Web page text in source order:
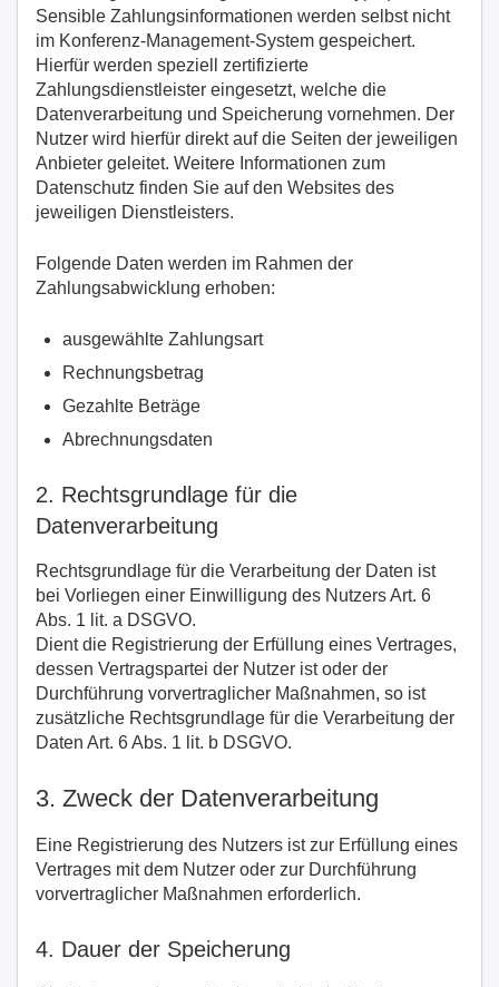
Sensible Zahlungsinformationen werden selbst nicht
im Konferenz-Management-System gespeichert.
Hierfür werden speziell zertifizierte
Zahlungsdienstleister eingesetzt, welche die
Datenverarbeitung und Speicherung vornehmen. Der
Nutzer wird hierfür direkt auf die Seiten der jeweiligen
Anbieter geleitet. Weitere Informationen zum
Datenschutz finden Sie auf den Websites des
jeweiligen Dienstleisters.
Folgende Daten werden im Rahmen der
Zahlungsabwicklung erhoben:
ausgewählte Zahlungsart
Rechnungsbetrag
Gezahlte Beträge
Abrechnungsdaten
2. Rechtsgrundlage für die
Datenverarbeitung
Rechtsgrundlage für die Verarbeitung der Daten ist
bei Vorliegen einer Einwilligung des Nutzers Art. 6
Abs. 1 lit. a DSGVO.
Dient die Registrierung der Erfüllung eines Vertrages,
dessen Vertragspartei der Nutzer ist oder der
Durchführung vorvertraglicher Maßnahmen, so ist
zusätzliche Rechtsgrundlage für die Verarbeitung der
Daten Art. 6 Abs. 1 lit. b DSGVO.
3. Zweck der Datenverarbeitung
Eine Registrierung des Nutzers ist zur Erfüllung eines
Vertrages mit dem Nutzer oder zur Durchführung
vorvertraglicher Maßnahmen erforderlich.
4. Dauer der Speicherung